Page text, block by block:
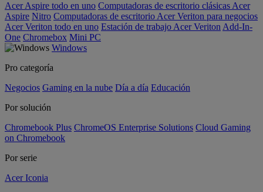
Acer Aspire todo en uno Computadoras de escritorio clásicas Acer
Aspire Nitro Computadoras de escritorio Acer Veriton para negocios
Acer Veriton todo en uno Estación de trabajo Acer Veriton Add-In-
One Chromebox Mini PC
Windows
Pro categoría
Negocios Gaming en la nube Día a día Educación
Por solución
Chromebook Plus ChromeOS Enterprise Solutions Cloud Gaming
on Chromebook
Por serie
Acer Iconia